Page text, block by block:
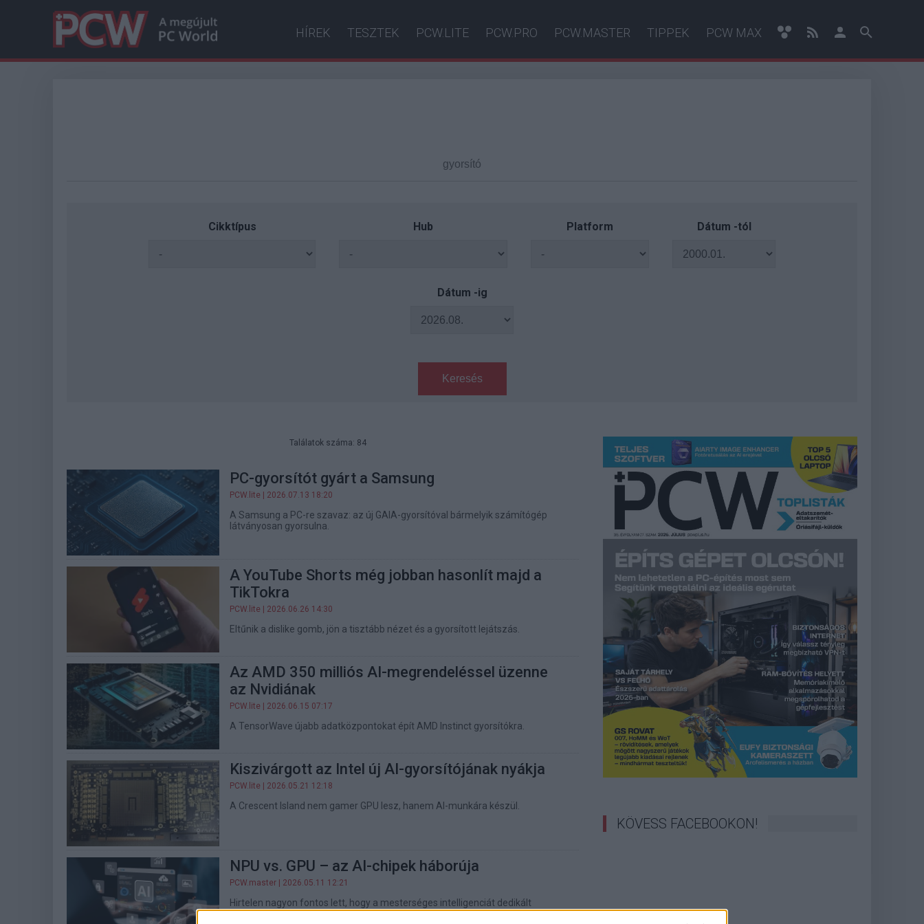
HÍREK TESZTEK PCW.LITE PCW.PRO PCW.MASTER TIPPEK PCW MAX
Cikktípus Hub Platform Dátum -tól
Dátum -ig
Keresés
Találatok száma: 84
PC-gyorsítót gyárt a Samsung
PCW.lite | 2026.07.13 18:20
A Samsung a PC-re szavaz: az új GAIA-gyorsítóval bármelyik számítógép
látványosan gyorsulna.
A YouTube Shorts még jobban hasonlít majd a
TikTokra
PCW.lite | 2026.06.26 14:30
Eltűnik a dislike gomb, jön a tisztább nézet és a gyorsított lejátszás.
Az AMD 350 milliós AI-megrendeléssel üzenne
az Nvidiának
PCW.lite | 2026.06.15 07:17
A TensorWave újabb adatközpontokat épít AMD Instinct gyorsítókra.
Kiszivárgott az Intel új AI-gyorsítójának nyákja
PCW.lite | 2026.05.21 12:18
A Crescent Island nem gamer GPU lesz, hanem AI-munkára készül.
NPU vs. GPU – az AI-chipek háborúja
PCW.master | 2026.05.11 12:21
Hirtelen nagyon fontos lett, hogy a mesterséges intelligenciát dedikált
hardver gyorsítsa minden kütyüben. Megmutatjuk, mi a különbség NPU, GPU
KÖVESS FACEBOOKON!